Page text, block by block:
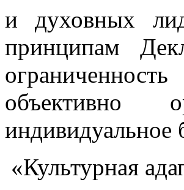
и духовных
принципам
объективно
индивидуальное
«Культурная